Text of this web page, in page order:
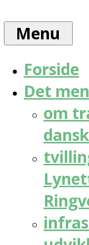
content
for
bæredygtig
trafik
Menu
Forside
Det
om